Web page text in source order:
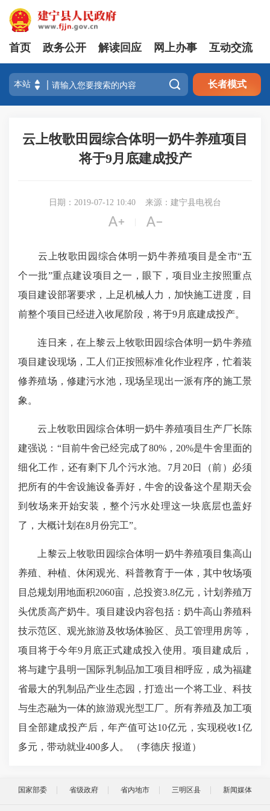
首页 政务公开 解读回应 网上办事 互动交流
 长者模式
云上牧歌田园综合体明一奶牛养殖项目
将于9月底建成投产
日期：2019-07-12 10:40 来源：建宁县电视台
 
云上牧歌田园综合体明一奶牛养殖项目是全市“五
个一批”重点建设项目之一，眼下，项目业主按照重点
项目建设部署要求，上足机械人力，加快施工进度，目
前整个项目已经进入收尾阶段，将于9月底建成投产。
连日来，在上黎云上牧歌田园综合体明一奶牛养殖
项目建设现场，工人们正按照标准化作业程序，忙着装
修养殖场，修建污水池，现场呈现出一派有序的施工景
象。
云上牧歌田园综合体明一奶牛养殖项目生产厂长陈
建强说：“目前牛舍已经完成了80%，20%是牛舍里面的
细化工作，还有剩下几个污水池。7月20日（前）必须
把所有的牛舍设施设备弄好，牛舍的设备这个星期天会
到牧场来开始安装，整个污水处理这一块底层也盖好
了，大概计划在8月份完工”。
上黎云上牧歌田园综合体明一奶牛养殖项目集高山
养殖、种植、休闲观光、科普教育于一体，其中牧场项
目总规划用地面积2060亩，总投资3.8亿元，计划养殖万
头优质高产奶牛。项目建设内容包括：奶牛高山养殖科
技示范区、观光旅游及牧场体验区、员工管理用房等，
项目将于今年9月底正式建成投入使用。项目建成后，
将与建宁县明一国际乳制品加工项目相呼应，成为福建
省最大的乳制品产业生态园，打造出一个将工业、科技
与生态融为一体的旅游观光型工厂。所有养殖及加工项
目全部建成投产后，年产值可达10亿元，实现税收1亿
多元，带动就业400多人。 （李德庆 报道）
国家部委 省级政府 省内地市 三明区县 新闻媒体